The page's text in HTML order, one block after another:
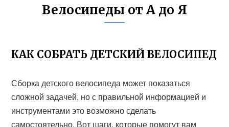
Велосипеды от А до Я
КАК СОБРАТЬ ДЕТСКИЙ ВЕЛОСИПЕД
Сборка детского велосипеда может показаться
сложной задачей, но с правильной информацией и
инструментами это возможно сделать
самостоятельно. Вот шаги, которые помогут вам